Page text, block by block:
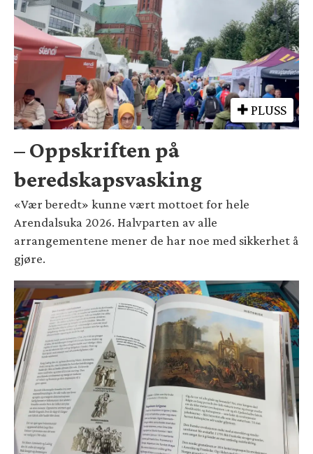
PLUSS
– Oppskriften på
beredskapsvasking
«Vær beredt» kunne vært mottoet for hele
Arendalsuka 2026. Halvparten av alle
arrangementene mener de har noe med sikkerhet å
gjøre.